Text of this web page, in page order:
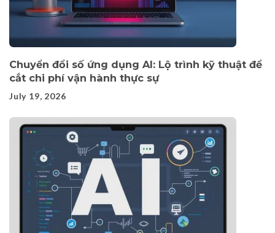
Chuyển đổi số ứng dụng AI: Lộ trình kỹ thuật để
cắt chi phí vận hành thực sự
July 19, 2026